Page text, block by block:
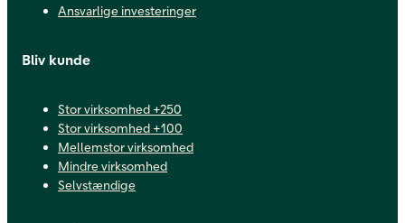
Ansvarlige investeringer
Bliv kunde
Stor virksomhed +250
Stor virksomhed +100
Mellemstor virksomhed
Mindre virksomhed
Selvstændige